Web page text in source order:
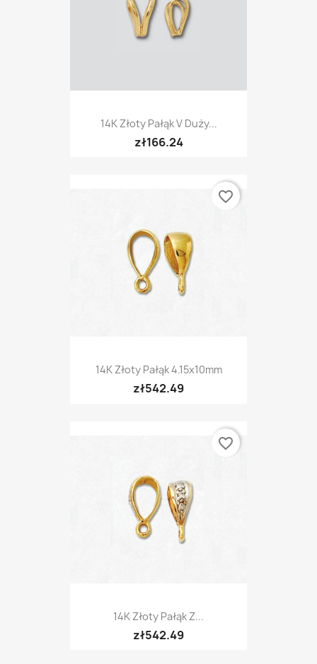
14K Złoty Pałąk V Duży...
zł166.24
14K Złoty Pałąk 4.15x10mm
zł542.49
favorite_border
14K Złoty Pałąk Z...
zł542.49
favorite_border